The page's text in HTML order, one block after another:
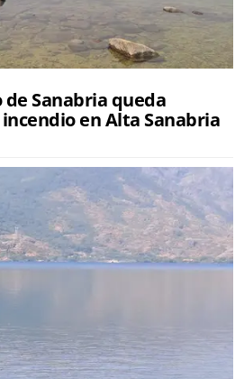
de Sanabria queda
en Alta Sanabria